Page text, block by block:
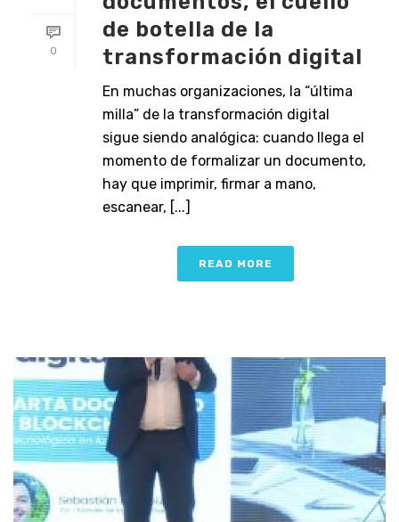
0
de botella de la
transformación digital
En muchas organizaciones, la “última
milla” de la transformación digital
sigue siendo analógica: cuando llega el
momento de formalizar un documento,
hay que imprimir, firmar a mano,
escanear, [...]
READ MORE